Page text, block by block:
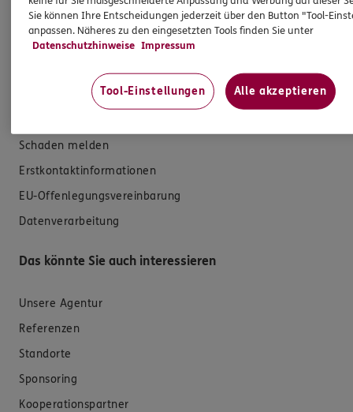
Versicherungen für den privaten Bedarf
Versicherungen für Geschäftskunden
Hilfe & Services
Schaden melden
Erstkontaktinformationen
EU-Offenlegungsvereinbarung
Datenverarbeitung
Das könnte Sie auch interessieren
Unsere Agentur
Referenzen
Standorte
Sponsoring
Kooperationspartner
Sie können Ihre Entscheidungen jederzeit über den Button "Tool-
anpassen. Näheres zu den eingesetzten Tools finden Sie unter
Datenschutzhinweise Impressum
Tool-Einstellungen Alle akzeptieren